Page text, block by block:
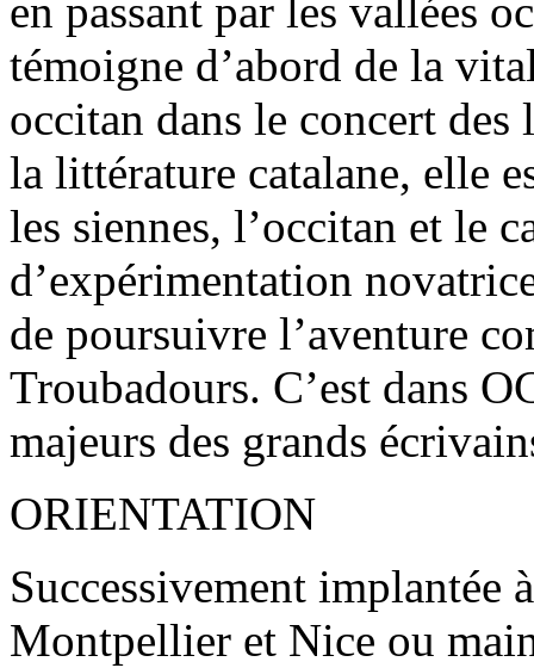
en passant par les vallées
témoigne d’abord de la
occitan dans le concert
la littérature catalane, elle
les siennes, l’occitan et le
d’expérimentation
de poursuivre l’aventure
Troubadours. C’est dans
majeurs des grands
ORIENTATION
Successivement implantée
Montpellier et Nice ou